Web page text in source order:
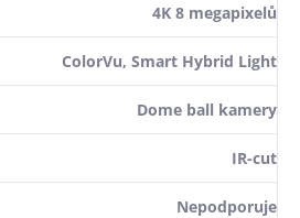
4K 8 megapixelů
ColorVu, Smart Hybrid Light
Dome ball kamery
IR-cut
Nepodporuje